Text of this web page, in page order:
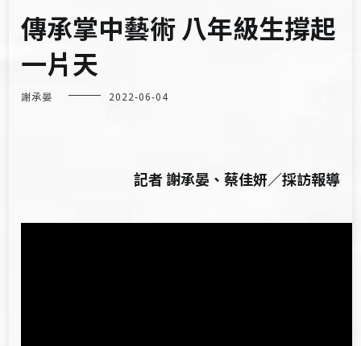
傳承掌中藝術 八年級生撐起
一片天
謝承晏 2022-06-04
記者 謝承晏、蔡佳妍／採訪報導